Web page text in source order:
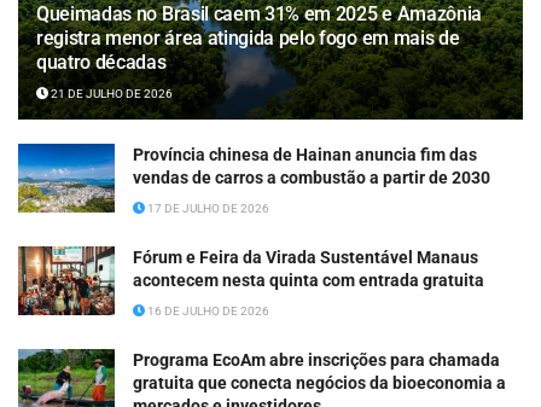
Queimadas no Brasil caem 31% em 2025 e Amazônia
registra menor área atingida pelo fogo em mais de
quatro décadas
21 DE JULHO DE 2026
Província chinesa de Hainan anuncia fim das
vendas de carros a combustão a partir de 2030
17 DE JULHO DE 2026
Fórum e Feira da Virada Sustentável Manaus
acontecem nesta quinta com entrada gratuita
16 DE JULHO DE 2026
Programa EcoAm abre inscrições para chamada
gratuita que conecta negócios da bioeconomia a